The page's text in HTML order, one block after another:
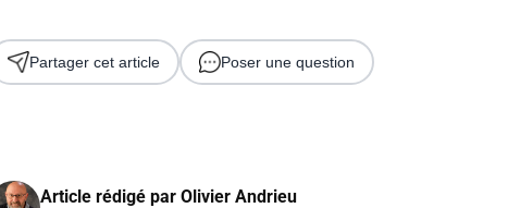
Partager cet article Poser une question
Article rédigé par Olivier Andrieu